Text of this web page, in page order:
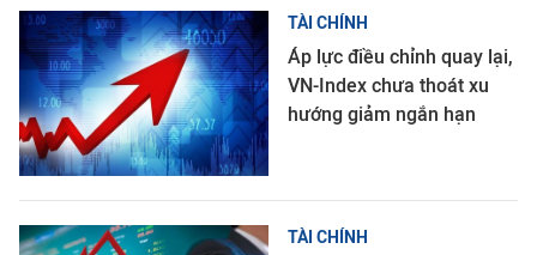
TÀI CHÍNH
Áp lực điều chỉnh quay lại,
VN-Index chưa thoát xu
hướng giảm ngắn hạn
TÀI CHÍNH